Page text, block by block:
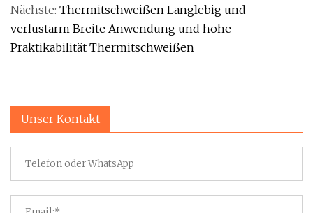
Nächste: Thermitschweißen Langlebig und
verlustarm Breite Anwendung und hohe
Praktikabilität Thermitschweißen
Unser Kontakt